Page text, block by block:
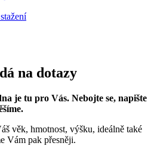
na dotazy
je tu pro Vás. Nebojte se, napište
věk, hmotnost, výšku, ideálně také
Vám pak přesněji.